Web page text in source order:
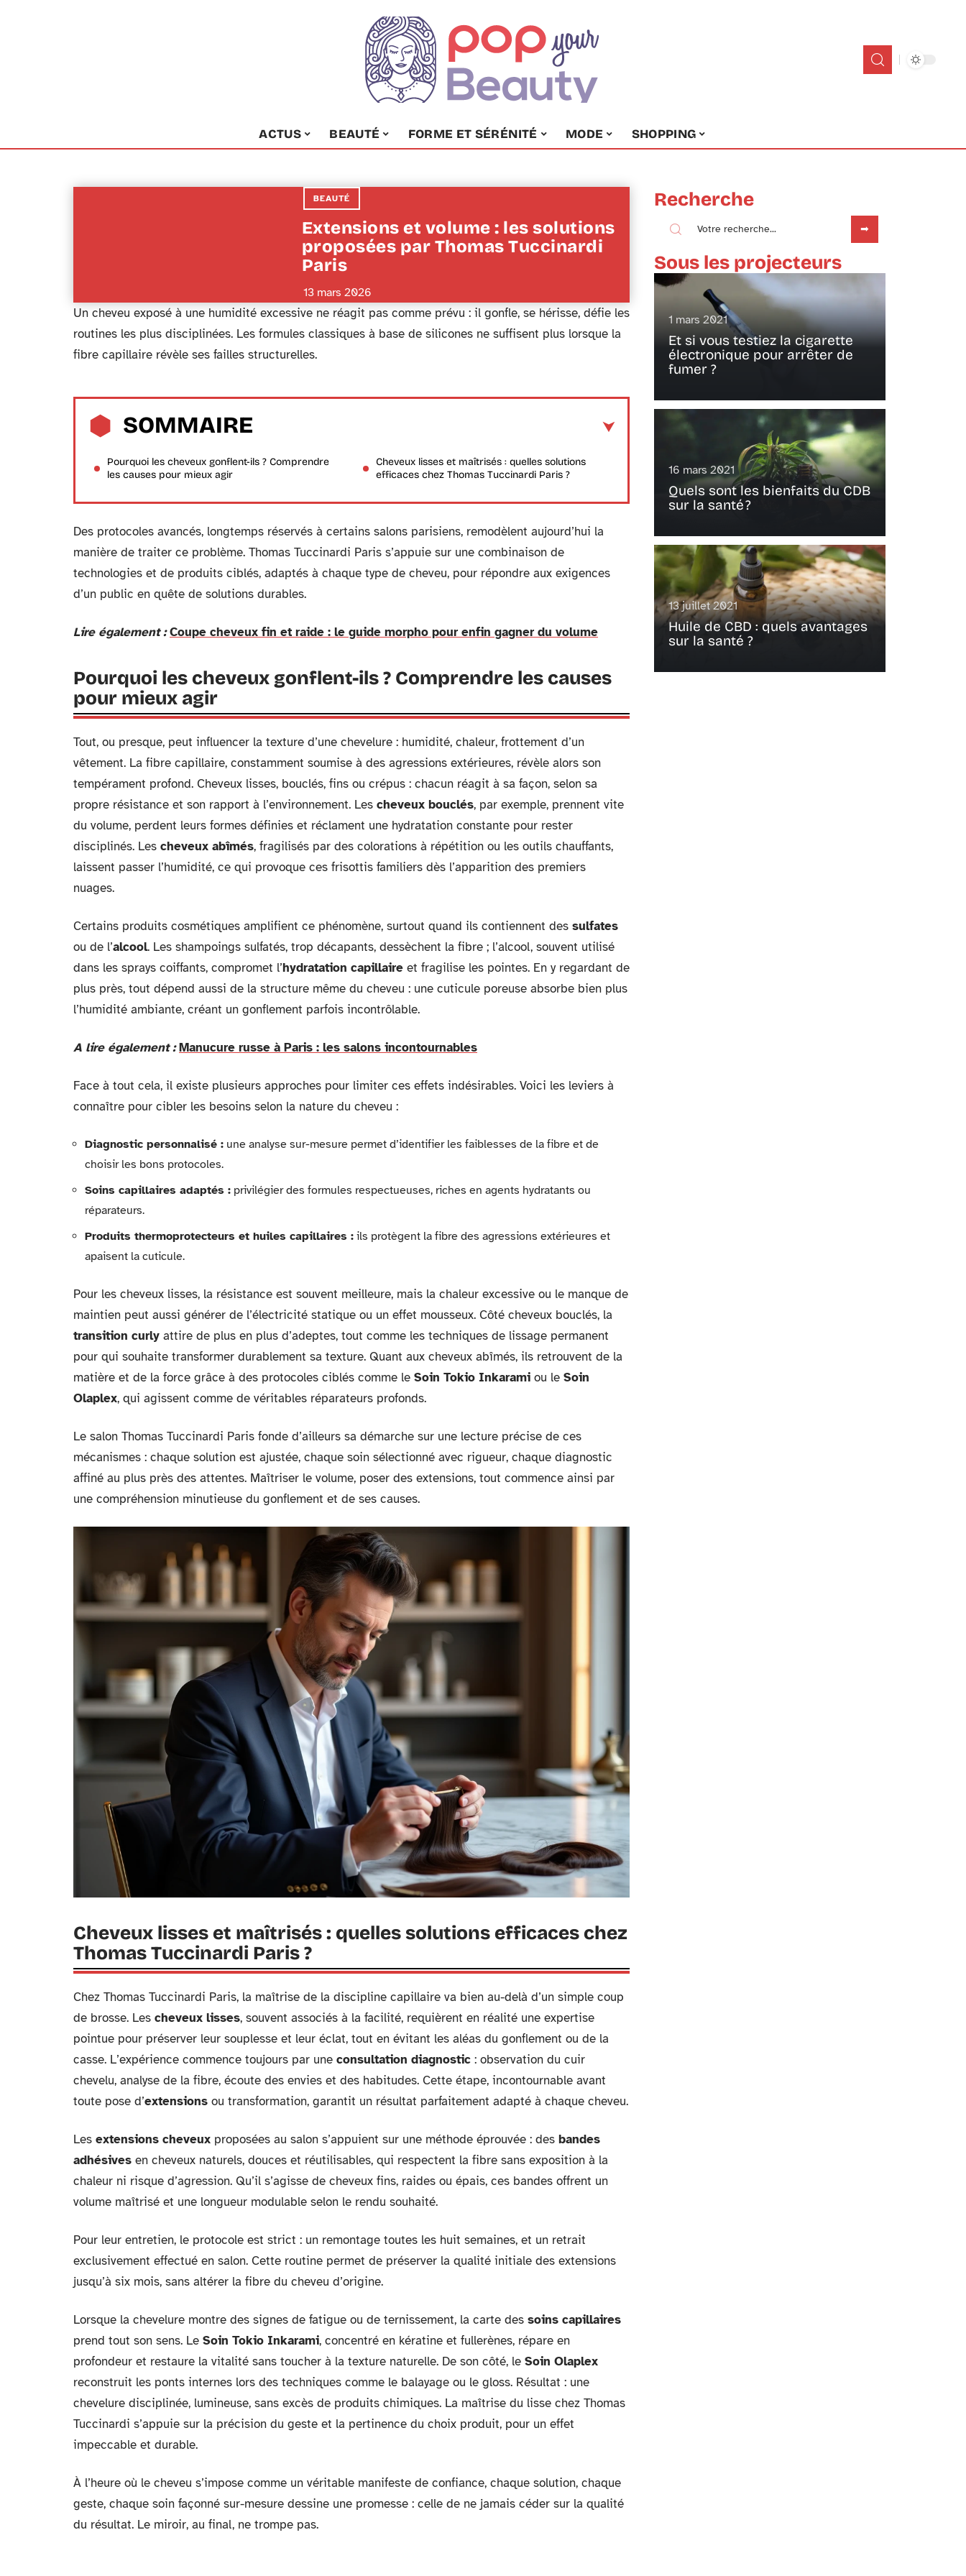
ACTUS BEAUTÉ FORME ET SÉRÉNITÉ MODE SHOPPING
BEAUTÉ
Extensions et volume : les solutions
proposées par Thomas Tuccinardi
Paris
13 mars 2026
Un cheveu exposé à une humidité excessive ne réagit pas comme prévu : il gonfle, se hérisse, défie les
routines les plus disciplinées. Les formules classiques à base de silicones ne suffisent plus lorsque la
fibre capillaire révèle ses failles structurelles.
SOMMAIRE
Pourquoi les cheveux gonflent-ils ? Comprendre
les causes pour mieux agir
Cheveux lisses et maîtrisés : quelles solutions
efficaces chez Thomas Tuccinardi Paris ?
Des protocoles avancés, longtemps réservés à certains salons parisiens, remodèlent aujourd’hui la
manière de traiter ce problème. Thomas Tuccinardi Paris s’appuie sur une combinaison de
technologies et de produits ciblés, adaptés à chaque type de cheveu, pour répondre aux exigences
d’un public en quête de solutions durables.
Lire également : Coupe cheveux fin et raide : le guide morpho pour enfin gagner du volume
Pourquoi les cheveux gonflent-ils ? Comprendre les causes
pour mieux agir
Tout, ou presque, peut influencer la texture d’une chevelure : humidité, chaleur, frottement d’un
vêtement. La fibre capillaire, constamment soumise à des agressions extérieures, révèle alors son
tempérament profond. Cheveux lisses, bouclés, fins ou crépus : chacun réagit à sa façon, selon sa
propre résistance et son rapport à l’environnement. Les cheveux bouclés, par exemple, prennent vite
du volume, perdent leurs formes définies et réclament une hydratation constante pour rester
disciplinés. Les cheveux abîmés, fragilisés par des colorations à répétition ou les outils chauffants,
laissent passer l’humidité, ce qui provoque ces frisottis familiers dès l’apparition des premiers
nuages.
Certains produits cosmétiques amplifient ce phénomène, surtout quand ils contiennent des sulfates
ou de l’alcool. Les shampoings sulfatés, trop décapants, dessèchent la fibre ; l’alcool, souvent utilisé
dans les sprays coiffants, compromet l’hydratation capillaire et fragilise les pointes. En y regardant de
plus près, tout dépend aussi de la structure même du cheveu : une cuticule poreuse absorbe bien plus
l’humidité ambiante, créant un gonflement parfois incontrôlable.
A lire également : Manucure russe à Paris : les salons incontournables
Face à tout cela, il existe plusieurs approches pour limiter ces effets indésirables. Voici les leviers à
connaître pour cibler les besoins selon la nature du cheveu :
Diagnostic personnalisé : une analyse sur-mesure permet d’identifier les faiblesses de la fibre et de
choisir les bons protocoles.
Soins capillaires adaptés : privilégier des formules respectueuses, riches en agents hydratants ou
réparateurs.
Produits thermoprotecteurs et huiles capillaires : ils protègent la fibre des agressions extérieures et
apaisent la cuticule.
Pour les cheveux lisses, la résistance est souvent meilleure, mais la chaleur excessive ou le manque de
maintien peut aussi générer de l’électricité statique ou un effet mousseux. Côté cheveux bouclés, la
transition curly attire de plus en plus d’adeptes, tout comme les techniques de lissage permanent
pour qui souhaite transformer durablement sa texture. Quant aux cheveux abîmés, ils retrouvent de la
matière et de la force grâce à des protocoles ciblés comme le Soin Tokio Inkarami ou le Soin
Olaplex, qui agissent comme de véritables réparateurs profonds.
Le salon Thomas Tuccinardi Paris fonde d’ailleurs sa démarche sur une lecture précise de ces
mécanismes : chaque solution est ajustée, chaque soin sélectionné avec rigueur, chaque diagnostic
affiné au plus près des attentes. Maîtriser le volume, poser des extensions, tout commence ainsi par
une compréhension minutieuse du gonflement et de ses causes.
Cheveux lisses et maîtrisés : quelles solutions efficaces chez
Thomas Tuccinardi Paris ?
Chez Thomas Tuccinardi Paris, la maîtrise de la discipline capillaire va bien au-delà d’un simple coup
de brosse. Les cheveux lisses, souvent associés à la facilité, requièrent en réalité une expertise
pointue pour préserver leur souplesse et leur éclat, tout en évitant les aléas du gonflement ou de la
casse. L’expérience commence toujours par une consultation diagnostic : observation du cuir
chevelu, analyse de la fibre, écoute des envies et des habitudes. Cette étape, incontournable avant
toute pose d’extensions ou transformation, garantit un résultat parfaitement adapté à chaque cheveu.
Les extensions cheveux proposées au salon s’appuient sur une méthode éprouvée : des bandes
adhésives en cheveux naturels, douces et réutilisables, qui respectent la fibre sans exposition à la
chaleur ni risque d’agression. Qu’il s’agisse de cheveux fins, raides ou épais, ces bandes offrent un
volume maîtrisé et une longueur modulable selon le rendu souhaité.
Pour leur entretien, le protocole est strict : un remontage toutes les huit semaines, et un retrait
exclusivement effectué en salon. Cette routine permet de préserver la qualité initiale des extensions
jusqu’à six mois, sans altérer la fibre du cheveu d’origine.
Lorsque la chevelure montre des signes de fatigue ou de ternissement, la carte des soins capillaires
prend tout son sens. Le Soin Tokio Inkarami, concentré en kératine et fullerènes, répare en
profondeur et restaure la vitalité sans toucher à la texture naturelle. De son côté, le Soin Olaplex
reconstruit les ponts internes lors des techniques comme le balayage ou le gloss. Résultat : une
chevelure disciplinée, lumineuse, sans excès de produits chimiques. La maîtrise du lisse chez Thomas
Tuccinardi s’appuie sur la précision du geste et la pertinence du choix produit, pour un effet
impeccable et durable.
À l’heure où le cheveu s’impose comme un véritable manifeste de confiance, chaque solution, chaque
geste, chaque soin façonné sur-mesure dessine une promesse : celle de ne jamais céder sur la qualité
du résultat. Le miroir, au final, ne trompe pas.
Recherche
Sous les projecteurs
1 mars 2021
Et si vous testiez la cigarette
électronique pour arrêter de
fumer ?
16 mars 2021
Quels sont les bienfaits du CDB
sur la santé ?
13 juillet 2021
Huile de CBD : quels avantages
sur la santé ?